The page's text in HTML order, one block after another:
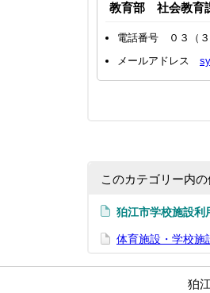
教育部 社会教育
電話番号 ０３（３
メールアドレス
このカテゴリー内
狛江市学校施設利
体育施設・学校施
狛